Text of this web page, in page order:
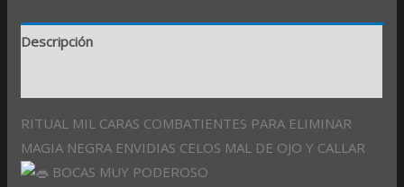
Descripción
RITUAL MIL CARAS COMBATIENTES PARA ELIMINAR
MAGIA NEGRA ENVIDIAS CELOS MAL DE OJO Y CALLAR
BOCAS MUY PODEROSO